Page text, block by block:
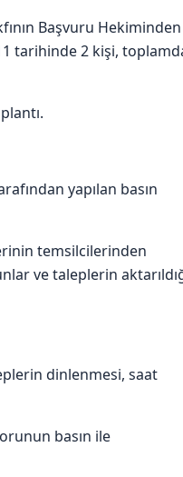
Başvuru Hekiminden
tarihinde 2 kişi,
yapılan basın
temsilcilerinden
ve taleplerin
dinlenmesi, saat
basın ile